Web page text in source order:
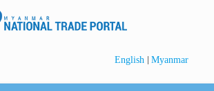
English | Myanmar